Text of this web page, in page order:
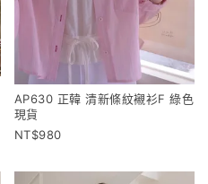
AP630 正韓 清新條紋襯衫F 綠色
現貨
980